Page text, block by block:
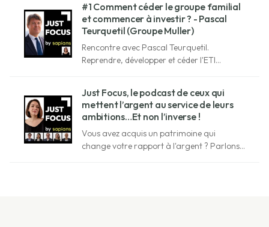
#1 Comment céder le groupe familial
et commencer à investir ? - Pascal
Teurquetil (Groupe Muller)
Rencontre avec Pascal Teurquetil.
Reprendre, développer et céder l'ETI
Just Focus, le podcast de ceux qui
mettent l’argent au service de leurs
ambitions…Et non l’inverse !
Vous avez acquis un patrimoine qui
change votre rapport à l'argent ? Parlons